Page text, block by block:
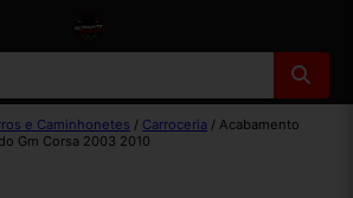
e Caminhonetes / Carroceria / Acabamento
Gm Corsa 2003 2010